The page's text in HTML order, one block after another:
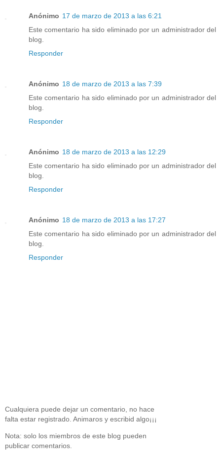
Anónimo 17 de marzo de 2013 a las 6:21
Este comentario ha sido eliminado por un administrador del
blog.
Responder
Anónimo 18 de marzo de 2013 a las 7:39
Este comentario ha sido eliminado por un administrador del
blog.
Responder
Anónimo 18 de marzo de 2013 a las 12:29
Este comentario ha sido eliminado por un administrador del
blog.
Responder
Anónimo 18 de marzo de 2013 a las 17:27
Este comentario ha sido eliminado por un administrador del
blog.
Responder
Cualquiera puede dejar un comentario, no hace
falta estar registrado. Animaros y escribid algo¡¡¡
Nota: solo los miembros de este blog pueden
publicar comentarios.